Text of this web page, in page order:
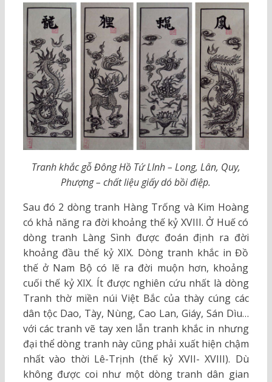
Tranh khắc gỗ Đông Hồ Tứ LInh – Long, Lân, Quy,
Phượng – chất liệu giấy dó bồi điệp.
Sau đó 2 dòng tranh Hàng Trống và Kim Hoàng
có khả năng ra đời khoảng thế kỷ XVIII. Ở Huế có
dòng tranh Làng Sình được đoán định ra đời
khoảng đầu thế kỷ XIX. Dòng tranh khắc in Đồ
thế ở Nam Bộ có lẽ ra đời muộn hơn, khoảng
cuối thế kỷ XIX. Ít được nghiên cứu nhất là dòng
Tranh thờ miền núi Việt Bắc của thày cúng các
dân tộc Dao, Tày, Nùng, Cao Lan, Giáy, Sán Dìu…
với các tranh vẽ tay xen lẫn tranh khắc in nhưng
đại thể dòng tranh này cũng phải xuất hiện chậm
nhất vào thời Lê-Trịnh (thế kỷ XVII- XVIII). Dù
không được coi như một dòng tranh dân gian